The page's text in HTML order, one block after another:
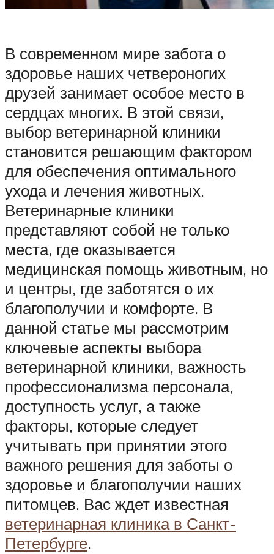
В современном мире забота о
здоровье наших четвероногих
друзей занимает особое место в
сердцах многих. В этой связи,
выбор ветеринарной клиники
становится решающим фактором
для обеспечения оптимального
ухода и лечения животных.
Ветеринарные клиники
представляют собой не только
места, где оказывается
медицинская помощь животным, но
и центры, где заботятся о их
благополучии и комфорте. В
данной статье мы рассмотрим
ключевые аспекты выбора
ветеринарной клиники, важность
профессионализма персонала,
доступность услуг, а также
факторы, которые следует
учитывать при принятии этого
важного решения для заботы о
здоровье и благополучии наших
питомцев. Вас ждет известная
ветеринарная клиника в Санкт-
Петербурге.